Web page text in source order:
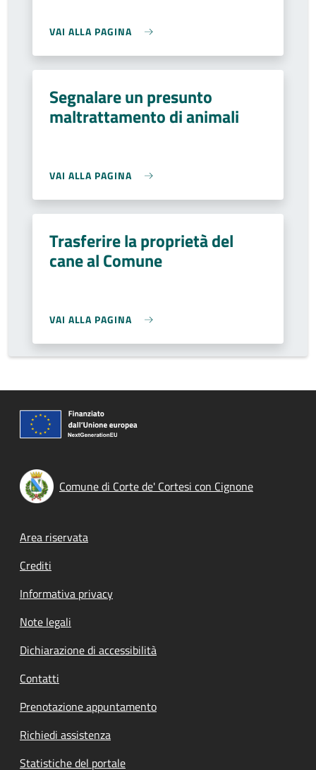
VAI ALLA PAGINA
Segnalare un presunto
maltrattamento di animali
VAI ALLA PAGINA
Trasferire la proprietà del
cane al Comune
VAI ALLA PAGINA
Comune di Corte de' Cortesi con Cignone
Footer menu
Area riservata
Crediti
Informativa privacy
Note legali
Dichiarazione di accessibilità
Contatti
Prenotazione appuntamento
Richiedi assistenza
Statistiche del portale